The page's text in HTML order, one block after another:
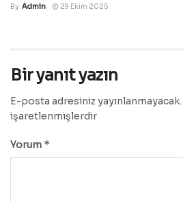
By Admin 29 Ekim 2025
Bir yanıt yazın
E-posta adresiniz yayınlanmayacak.
işaretlenmişlerdir
Yorum *